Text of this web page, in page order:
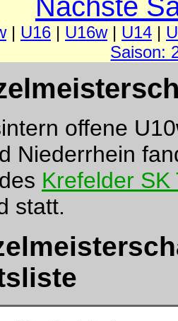
Nächste
| U16 | U16w| U14 |
Saison:
offene
Niederrhein
Krefelder SK
statt.